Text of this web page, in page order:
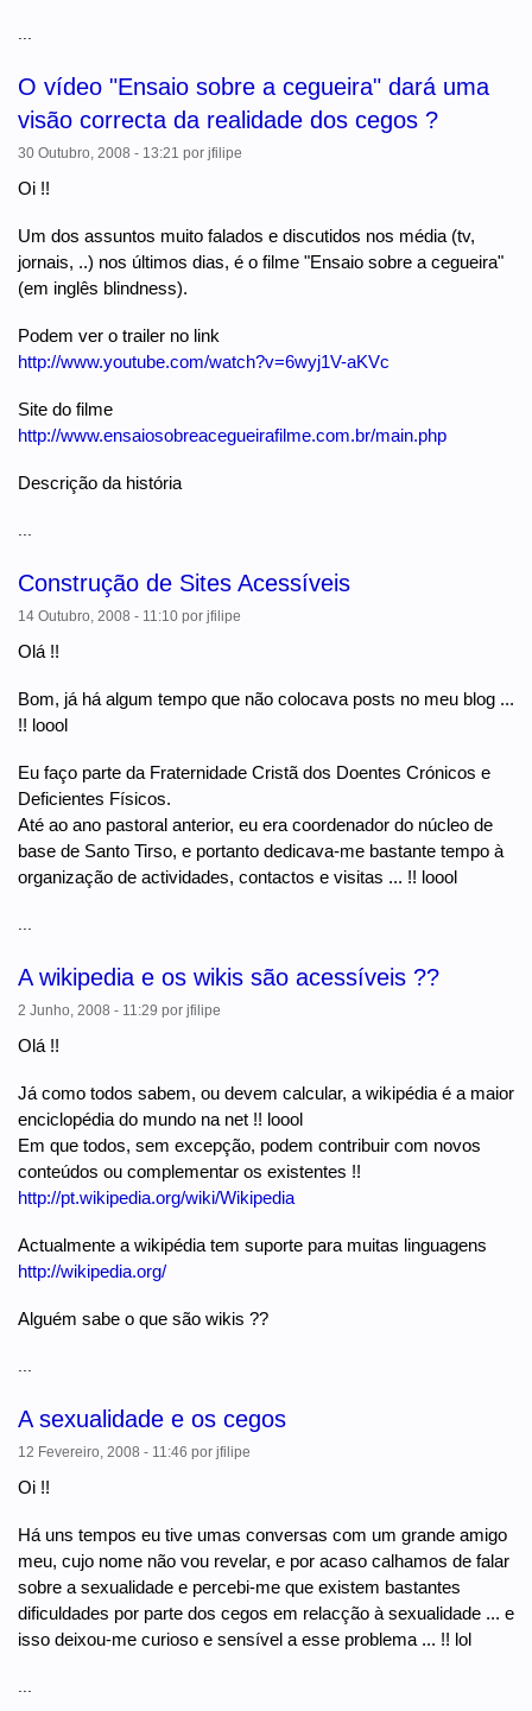
O vídeo "Ensaio sobre a cegueira" dará uma
visão correcta da realidade dos cegos ?
30 Outubro, 2008 - 13:21 por jfilipe
Oi !!
Um dos assuntos muito falados e discutidos nos média (tv,
jornais, ..) nos últimos dias, é o filme "Ensaio sobre a cegueira"
(em inglês blindness).
Podem ver o trailer no link
http://www.youtube.com/watch?v=6wyj1V-aKVc
Site do filme
http://www.ensaiosobreacegueirafilme.com.br/main.php
Descrição da história
Construção de Sites Acessíveis
14 Outubro, 2008 - 11:10 por jfilipe
Olá !!
Bom, já há algum tempo que não colocava posts no meu blog ...
!! loool
Eu faço parte da Fraternidade Cristã dos Doentes Crónicos e
Deficientes Físicos.
Até ao ano pastoral anterior, eu era coordenador do núcleo de
base de Santo Tirso, e portanto dedicava-me bastante tempo à
organização de actividades, contactos e visitas ... !! loool
A wikipedia e os wikis são acessíveis ??
2 Junho, 2008 - 11:29 por jfilipe
Olá !!
Já como todos sabem, ou devem calcular, a wikipédia é a maior
enciclopédia do mundo na net !! loool
Em que todos, sem excepção, podem contribuir com novos
conteúdos ou complementar os existentes !!
http://pt.wikipedia.org/wiki/Wikipedia
Actualmente a wikipédia tem suporte para muitas linguagens
http://wikipedia.org/
Alguém sabe o que são wikis ??
A sexualidade e os cegos
12 Fevereiro, 2008 - 11:46 por jfilipe
Oi !!
Há uns tempos eu tive umas conversas com um grande amigo
meu, cujo nome não vou revelar, e por acaso calhamos de falar
sobre a sexualidade e percebi-me que existem bastantes
dificuldades por parte dos cegos em relacção à sexualidade ... e
isso deixou-me curioso e sensível a esse problema ... !! lol